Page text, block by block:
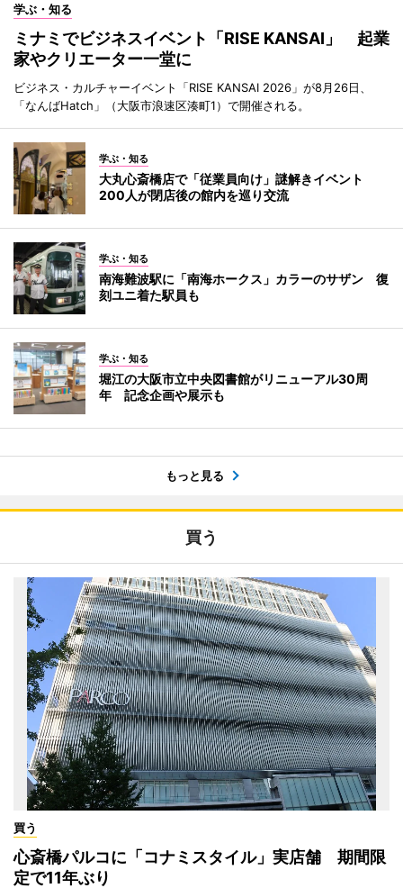
学ぶ・知る
ミナミでビジネスイベント「RISE KANSAI」 起業
家やクリエーター一堂に
ビジネス・カルチャーイベント「RISE KANSAI 2026」が8月26日、
「なんばHatch」（大阪市浪速区湊町1）で開催される。
学ぶ・知る
大丸心斎橋店で「従業員向け」謎解きイベント
200人が閉店後の館内を巡り交流
学ぶ・知る
南海難波駅に「南海ホークス」カラーのサザン 復
刻ユニ着た駅員も
学ぶ・知る
堀江の大阪市立中央図書館がリニューアル30周
年 記念企画や展示も
もっと見る
買う
買う
心斎橋パルコに「コナミスタイル」実店舗 期間限
定で11年ぶり